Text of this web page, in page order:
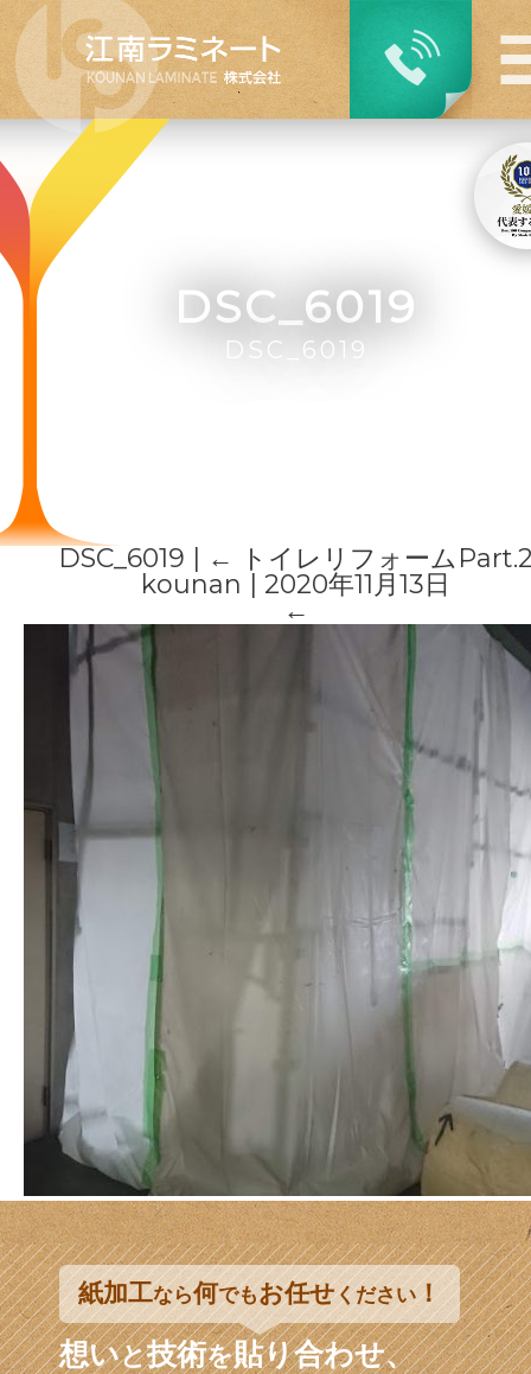
DSC_6019
DSC_6019 ←
トイレリフォーム
kounan
|2020年11月13日
←
紙加工なら何でもお任せください！
想いと技術を貼り合わせ、